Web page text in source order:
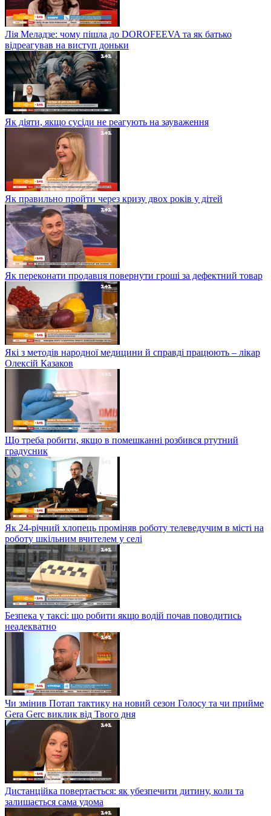
Лія Меладзе: чому пішла до DOROFEEVA та як батько
відреагував на виступ доньки
Як діяти, якщо сусіди не реагують на зауваження
Як правильно пройти через кризу двох років у дітей
Як переконати продавця повернути гроші за дефектний товар
Які з методів народної медицини й справді працюють – лікар
Олексій Казаков
Що треба робити, якщо в помешканні розбився ртутний
градусник
Як 24-річний хлопець проміняв роботу телеведучим в місті на
роботу шкільним вчителем у селі
Безпека у таксі: що робити якщо водій почав поводитись
неадекватно
Чи змінив Потап тактику на новий сезон Голосу та чи прийме
Gera Gerc виклик від Твого дня
Дистанційка повертається: як убезпечити дитину, коли та
залишається сама удома